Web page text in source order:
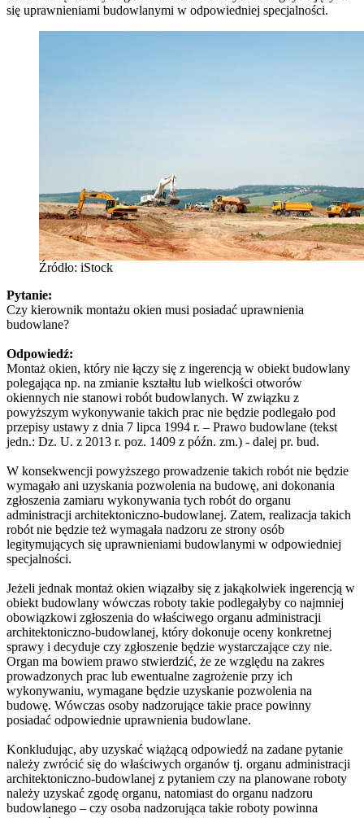
się uprawnieniami budowlanymi w odpowiedniej specjalności.
Źródło: iStock
Pytanie:
Czy kierownik montażu okien musi posiadać uprawnienia
budowlane?
Odpowiedź:
Montaż okien, który nie łączy się z ingerencją w obiekt budowlany
polegająca np. na zmianie kształtu lub wielkości otworów
okiennych nie stanowi robót budowlanych. W związku z
powyższym wykonywanie takich prac nie będzie podlegało pod
przepisy ustawy z dnia 7 lipca 1994 r. – Prawo budowlane (tekst
jedn.: Dz. U. z 2013 r. poz. 1409 z późn. zm.) - dalej pr. bud.
W konsekwencji powyższego prowadzenie takich robót nie będzie
wymagało ani uzyskania pozwolenia na budowę, ani dokonania
zgłoszenia zamiaru wykonywania tych robót do organu
administracji architektoniczno-budowlanej. Zatem, realizacja takich
robót nie będzie też wymagała nadzoru ze strony osób
legitymujących się uprawnieniami budowlanymi w odpowiedniej
specjalności.
Jeżeli jednak montaż okien wiązałby się z jakąkolwiek ingerencją w
obiekt budowlany wówczas roboty takie podlegałyby co najmniej
obowiązkowi zgłoszenia do właściwego organu administracji
architektoniczno-budowlanej, który dokonuje oceny konkretnej
sprawy i decyduje czy zgłoszenie będzie wystarczające czy nie.
Organ ma bowiem prawo stwierdzić, że ze względu na zakres
prowadzonych prac lub ewentualne zagrożenie przy ich
wykonywaniu, wymagane będzie uzyskanie pozwolenia na
budowę. Wówczas osoby nadzorujące takie prace powinny
posiadać odpowiednie uprawnienia budowlane.
Konkludując, aby uzyskać wiążącą odpowiedź na zadane pytanie
należy zwrócić się do właściwych organów tj. organu administracji
architektoniczno-budowlanej z pytaniem czy na planowane roboty
należy uzyskać zgodę organu, natomiast do organu nadzoru
budowlanego – czy osoba nadzorująca takie roboty powinna